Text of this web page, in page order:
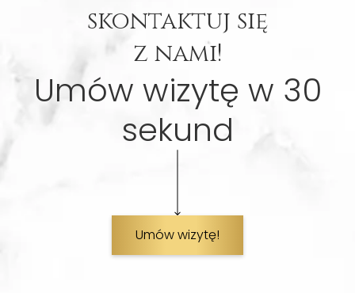
skontaktuj się
z nami!
Umów wizytę w 30
sekund
Umów wizytę!